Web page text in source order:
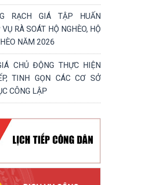
RẠCH GIÁ TẬP HUẤN
HỘ
NĂM 2026
CHỦ ĐỘNG THỰC HIỆN
TINH GỌN CÁC CƠ SỞ
CÔNG LẬP